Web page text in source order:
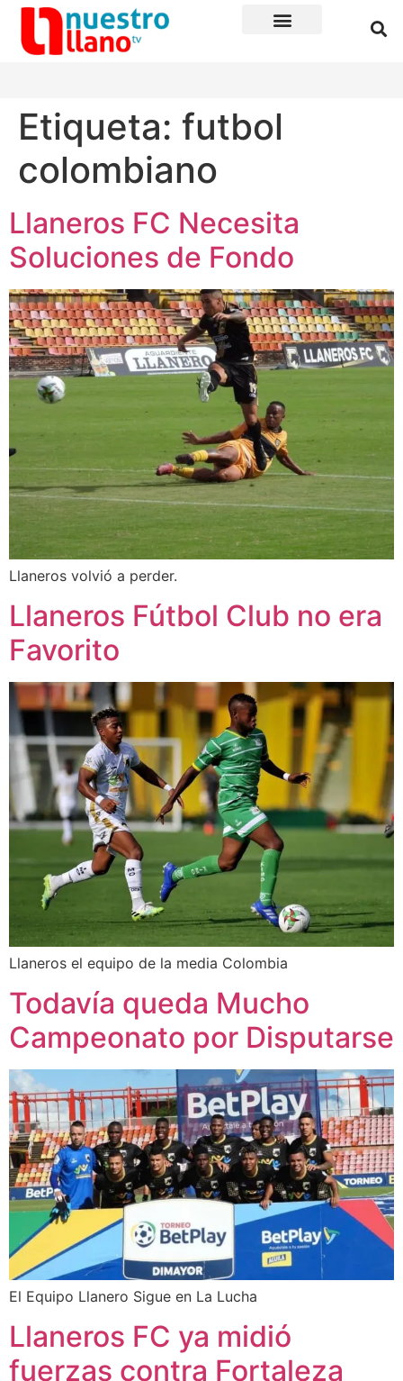
Etiqueta: futbol
colombiano
Llaneros FC Necesita
Soluciones de Fondo
Llaneros volvió a perder.
Llaneros Fútbol Club no era
Favorito
Llaneros el equipo de la media Colombia
Todavía queda Mucho
Campeonato por Disputarse
El Equipo Llanero Sigue en La Lucha
Llaneros FC ya midió
fuerzas contra Fortaleza